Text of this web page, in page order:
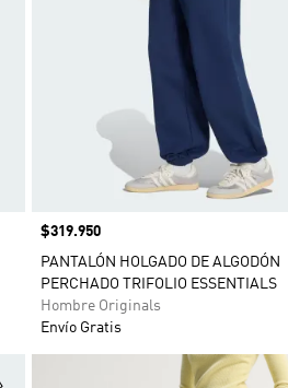
Precio
$319.950
PANTALÓN HOLGADO DE ALGODÓN
PERCHADO TRIFOLIO ESSENTIALS
Hombre Originals
Envío Gratis
Añadir a la lista de deseos